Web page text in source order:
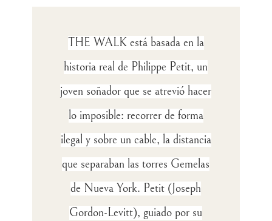
THE WALK está basada en la
historia real de Philippe Petit, un
joven soñador que se atrevió hacer
lo imposible: recorrer de forma
ilegal y sobre un cable, la distancia
que separaban las torres Gemelas
de Nueva York. Petit (Joseph
Gordon-Levitt), guiado por su